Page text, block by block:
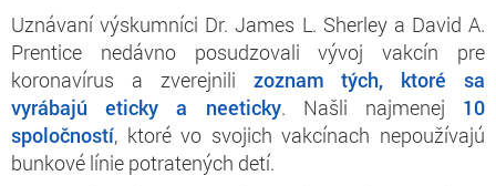
Uznávaní výskumníci Dr. James L. Sherley a David A.
Prentice nedávno posudzovali vývoj vakcín pre
koronavírus a zverejnili zoznam tých, ktoré sa
vyrábajú eticky a neeticky. Našli najmenej 10
spoločností, ktoré vo svojich vakcínach nepoužívajú
bunkové línie potratených detí.